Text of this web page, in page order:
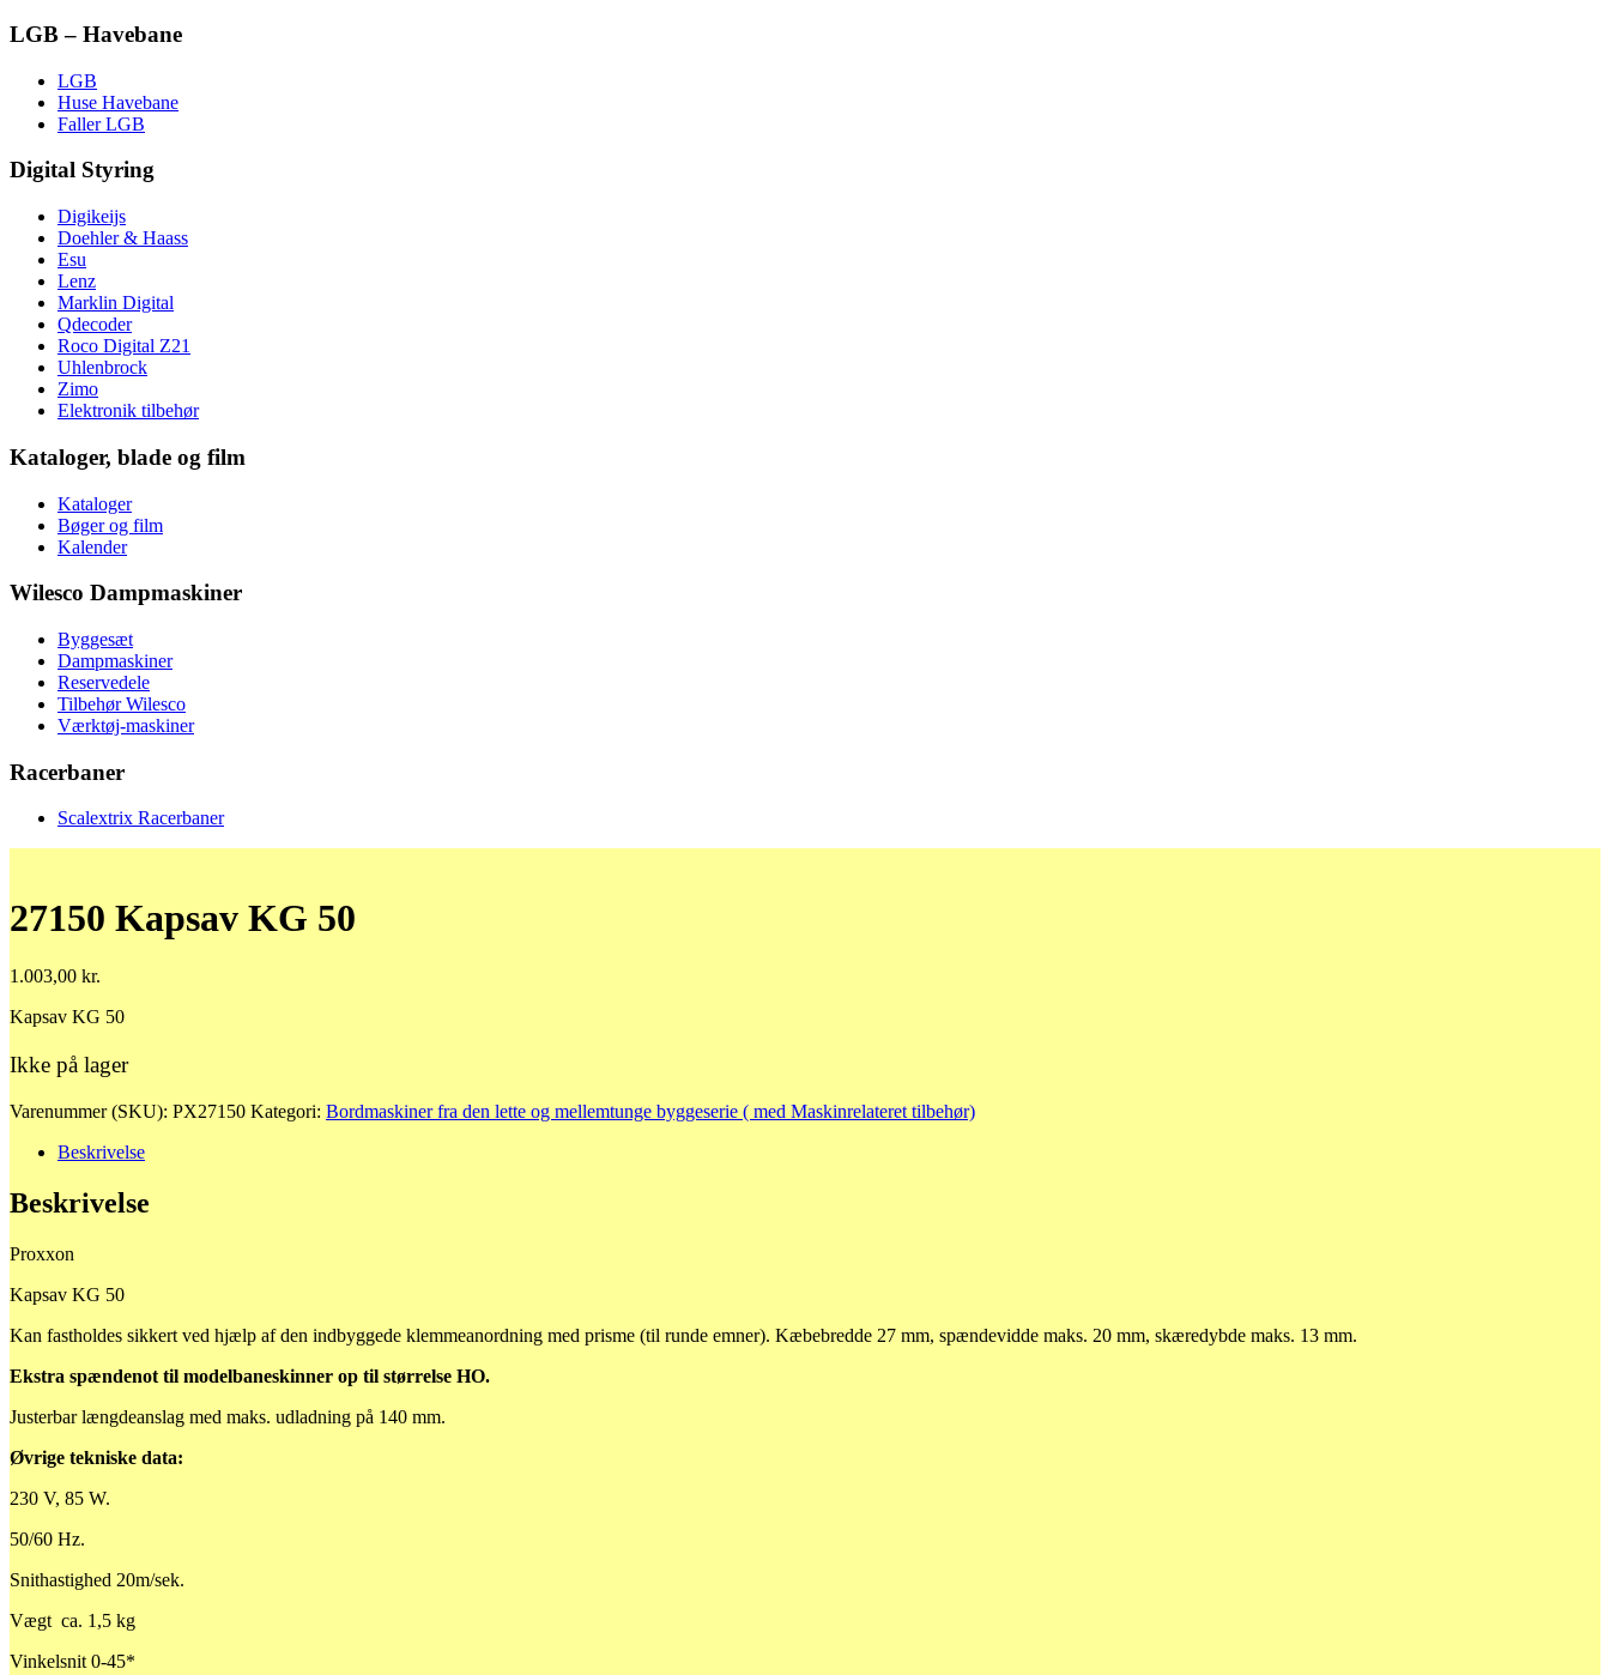
LGB – Havebane
LGB
Huse Havebane
Faller LGB
Digital Styring
Digikeijs
Doehler & Haass
Esu
Lenz
Marklin Digital
Qdecoder
Roco Digital Z21
Uhlenbrock
Zimo
Elektronik tilbehør
Kataloger, blade og film
Kataloger
Bøger og film
Kalender
Wilesco Dampmaskiner
Byggesæt
Dampmaskiner
Reservedele
Tilbehør Wilesco
Værktøj-maskiner
Racerbaner
Scalextrix Racerbaner
27150 Kapsav KG 50
1.003,00 kr.
Kapsav KG 50
Ikke på lager
Varenummer (SKU): PX27150 Kategori: Bordmaskiner fra den lette og mellemtunge byggeserie ( med Maskinrelateret tilbehør)
Beskrivelse
Beskrivelse
Proxxon
Kapsav KG 50
Kan fastholdes sikkert ved hjælp af den indbyggede klemmeanordning med prisme (til runde emner). Kæbebredde 27 mm, spændevidde maks. 20 mm, skæredybde maks. 13 mm.
Ekstra spændenot til modelbaneskinner op til størrelse HO.
Justerbar længdeanslag med maks. udladning på 140 mm.
Øvrige tekniske data:
230 V, 85 W.
50/60 Hz.
Snithastighed 20m/sek.
Vægt ca. 1,5 kg
Vinkelsnit 0-45*